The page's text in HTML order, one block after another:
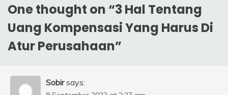
One thought on “3 Hal Tentang
Uang Kompensasi Yang Harus Di
Atur Perusahaan”
Sobir says: